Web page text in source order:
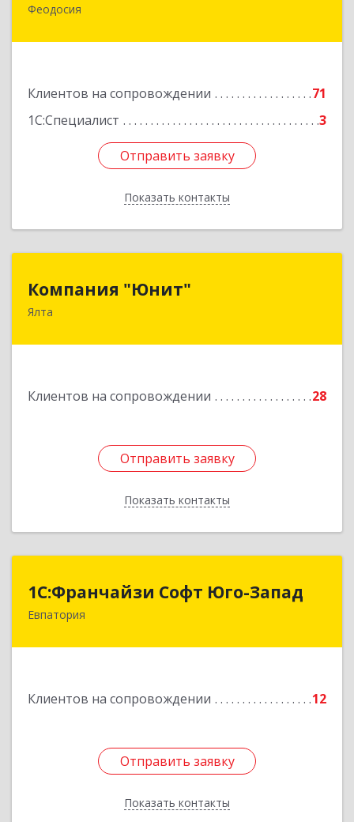
Феодосия
Клиентов на сопровождении
71
1С:Специалист
3
Отправить заявку
Показать контакты
298112, Крым Респ, Феодосия г, Крымская ул,
Отправить заявку
Назад
Компания "Юнит"
Ялта
Клиентов на сопровождении 28
Отправить заявку
Показать контакты
298600, Крым Респ, Ялта г, Васильева ул, дом №
Отправить заявку
Назад
1С:Франчайзи Софт Юго-Запад
Евпатория
Клиентов на сопровождении 12
Отправить заявку
Показать контакты
1С:Франчайзи Софт Юго-Запад
297407, Крым Респ, Евпатория г, Победы пр-кт,
Отправить заявку
Назад